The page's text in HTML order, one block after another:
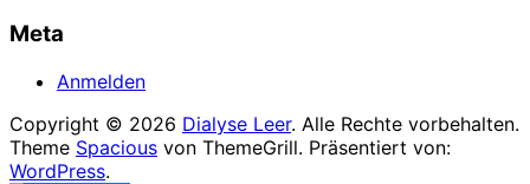
Meta
Anmelden
Copyright © 2026 Dialyse Leer. Alle Rechte vorbehalten.
Theme Spacious von ThemeGrill. Präsentiert von:
WordPress.